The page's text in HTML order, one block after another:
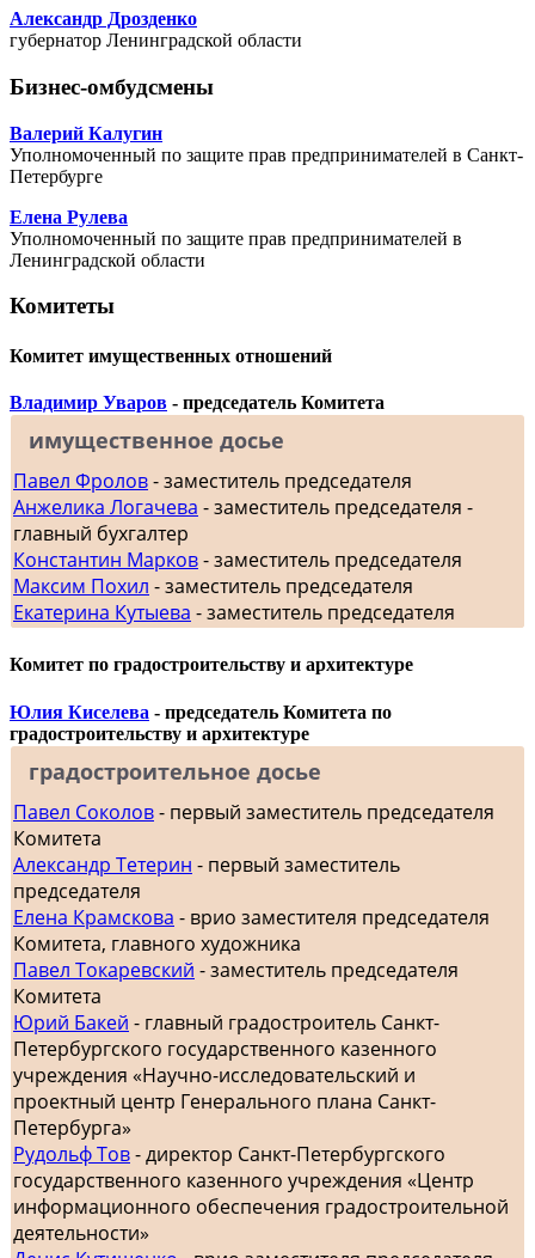
Александр Дрозденко
губернатор Ленинградской области
Бизнес-омбудсмены
Валерий Калугин
Уполномоченный по защите прав предпринимателей в Санкт-
Петербурге
Елена Рулева
Уполномоченный по защите прав предпринимателей в
Ленинградской области
Комитеты
Комитет имущественных отношений
Владимир Уваров - председатель Комитета
имущественное досье
Павел Фролов- заместитель председателя
Анжелика Логачева - заместитель председателя -
главный бухгалтер
Константин Марков- заместитель председателя
Максим Похил - заместитель председателя
Екатерина Кутыева - заместитель председателя
Комитет по градостроительству и архитектуре
Юлия Киселева - председатель Комитета по
градостроительству и архитектуре
градостроительное досье
Павел Соколов- первый заместитель председателя
Комитета
Александр Тетерин - первый заместитель
председателя
Елена Крамскова - врио заместителя председателя
Комитета, главного художника
Павел Токаревский - заместитель председателя
Комитета
Юрий Бакей - главный градостроитель Санкт-
Петербургского государственного казенного
учреждения «Научно-исследовательский и
проектный центр Генерального плана Санкт-
Петербурга»
Рудольф Тов- директор Санкт-Петербургского
государственного казенного учреждения «Центр
информационного обеспечения градостроительной
деятельности»